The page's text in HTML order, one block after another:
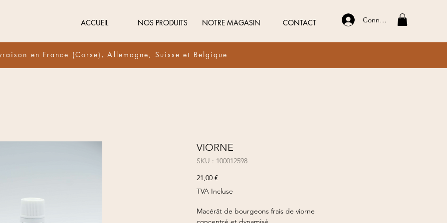
ACCUEIL NOS PRODUITS NOTRE MAGASIN CONTACT Connexion
en France (Corse), Allemagne, Suisse et Belgique
VIORNE
SKU : 100012598
21,00 €
TVA Incluse
Macérât de bourgeons frais de viorne